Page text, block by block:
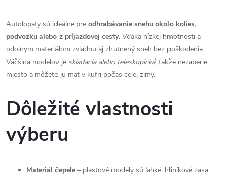
d
a
c
i
e
p
r
Autolopaty sú ideálne pre odhrabávanie snehu okolo kolies,
podvozku alebo z príjazdovej cesty. Vďaka nízkej hmotnosti a
odolným materiálom zvládnu aj zhutnený sneh bez poškodenia.
Väčšina modelov je skladacia alebo teleskopická, takže nezaberie
miesto a môžete ju mať v kufri počas celej zimy.
Dôležité vlastnosti
výberu
Materiál čepele – plastové modely sú ľahké, hliníkové zasa